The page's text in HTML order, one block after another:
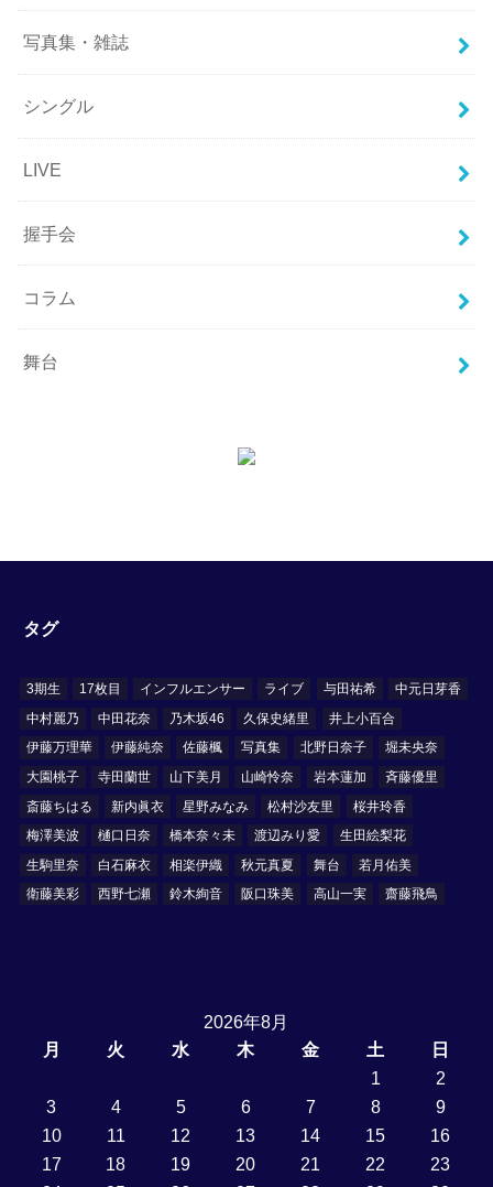
写真集・雑誌
シングル
LIVE
握手会
コラム
舞台
タグ
3期生 17枚目 インフルエンサー ライブ 与田祐希
中元日芽香
中村麗乃
中田花奈 乃木坂46 久保史緒里
井上小百合
伊藤万理華
伊藤純奈 佐藤楓 写真集 北野日奈子
堀未央奈
大園桃子
寺田蘭世 山下美月 山崎怜奈 岩本蓮加
斉藤優里
斎藤ちはる
新内眞衣 星野みなみ 松村沙友里
桜井玲香
梅澤美波
樋口日奈 橋本奈々未 渡辺みり愛
生田絵梨花
生駒里奈
白石麻衣 相楽伊織 秋元真夏 舞台
若月佑美
衛藤美彩
西野七瀬 鈴木絢音 阪口珠美 高山一実 齋藤飛鳥
2026年8月
月
火 水 木 金 土
日
1
2
3
4 5 6 7 8
9
10
11 12 13 14 15
16
17
18 19 20 21 22
23